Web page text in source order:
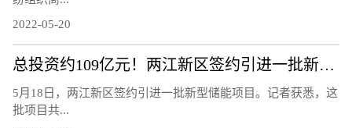
2022-05-20
总投资约109亿元！两江新区签约引进一批新型储能项目
5月18日，两江新区签约引进一批新型储能项目。记者获悉，这
批项目共...